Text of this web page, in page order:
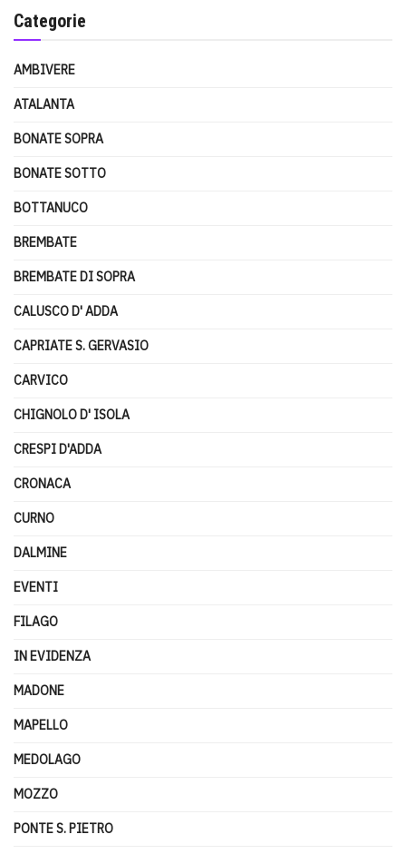
Categorie
AMBIVERE
ATALANTA
BONATE SOPRA
BONATE SOTTO
BOTTANUCO
BREMBATE
BREMBATE DI SOPRA
CALUSCO D' ADDA
CAPRIATE S. GERVASIO
CARVICO
CHIGNOLO D' ISOLA
CRESPI D'ADDA
CRONACA
CURNO
DALMINE
EVENTI
FILAGO
IN EVIDENZA
MADONE
MAPELLO
MEDOLAGO
MOZZO
PONTE S. PIETRO